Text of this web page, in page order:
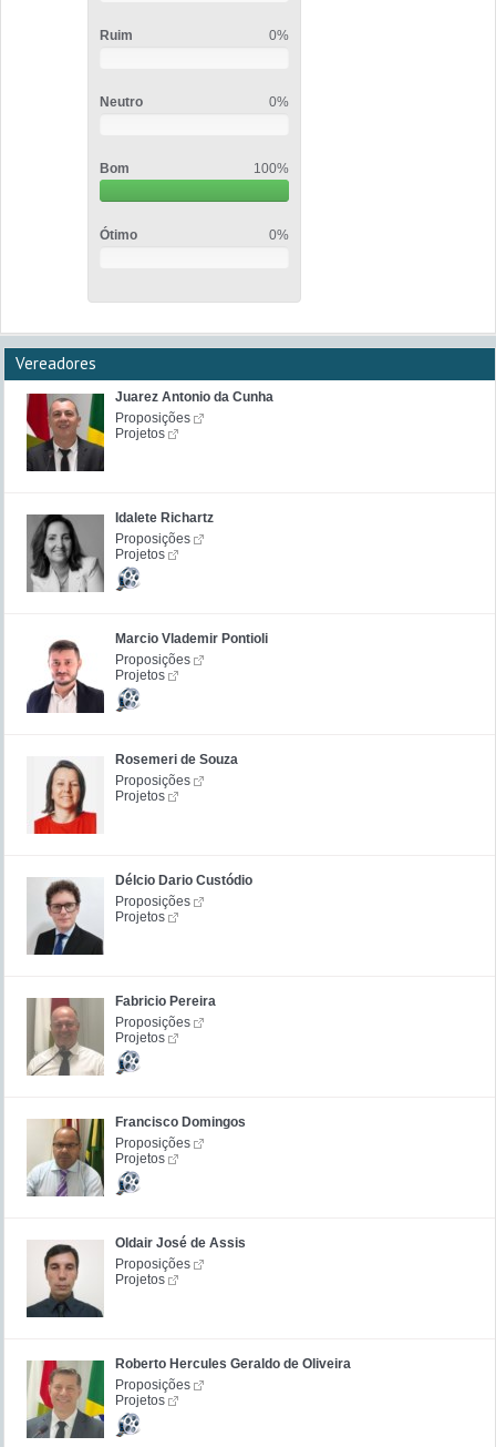
Ruim 0%
Neutro 0%
Bom 100%
Ótimo 0%
Vereadores
Juarez Antonio da Cunha
Proposições
Projetos
Idalete Richartz
Proposições
Projetos
Marcio Vlademir Pontioli
Proposições
Projetos
Rosemeri de Souza
Proposições
Projetos
Délcio Dario Custódio
Proposições
Projetos
Fabricio Pereira
Proposições
Projetos
Francisco Domingos
Proposições
Projetos
Oldair José de Assis
Proposições
Projetos
Roberto Hercules Geraldo de Oliveira
Proposições
Projetos